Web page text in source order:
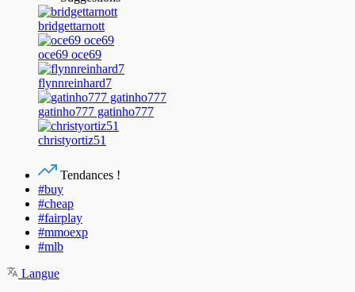
bridgettarnott
oce69 oce69
flynnreinhard7
gatinho777 gatinho777
christyortiz51
Tendances !
#buy
#cheap
#fairplay
#mmoexp
#mlb
Langue